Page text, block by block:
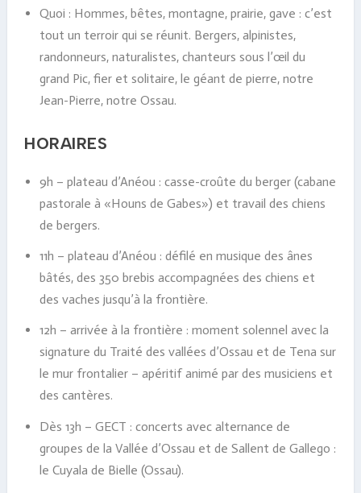
Quoi : Hommes, bêtes, montagne, prairie, gave : c’est
tout un terroir qui se réunit. Bergers, alpinistes,
randonneurs, naturalistes, chanteurs sous l’œil du
grand Pic, fier et solitaire, le géant de pierre, notre
Jean-Pierre, notre Ossau.
HORAIRES
9h – plateau d’Anéou : casse-croûte du berger (cabane
pastorale à «Houns de Gabes») et travail des chiens
de bergers.
11h – plateau d’Anéou : défilé en musique des ânes
bâtés, des 350 brebis accompagnées des chiens et
des vaches jusqu’à la frontière.
12h – arrivée à la frontière : moment solennel avec la
signature du Traité des vallées d’Ossau et de Tena sur
le mur frontalier – apéritif animé par des musiciens et
des cantères.
Dès 13h – GECT : concerts avec alternance de
groupes de la Vallée d’Ossau et de Sallent de Gallego :
le Cuyala de Bielle (Ossau).